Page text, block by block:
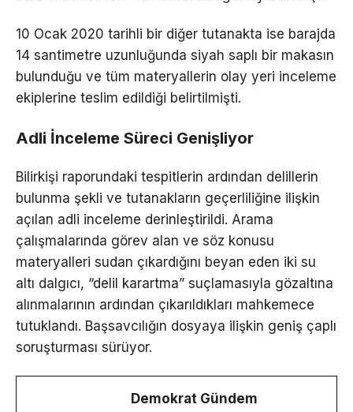
10 Ocak 2020 tarihli bir diğer tutanakta ise barajda
14 santimetre uzunluğunda siyah saplı bir makasın
bulunduğu ve tüm materyallerin olay yeri inceleme
ekiplerine teslim edildiği belirtilmişti.
Adli İnceleme Süreci Genişliyor
Bilirkişi raporundaki tespitlerin ardından delillerin
bulunma şekli ve tutanakların geçerliliğine ilişkin
açılan adli inceleme derinleştirildi. Arama
çalışmalarında görev alan ve söz konusu
materyalleri sudan çıkardığını beyan eden iki su
altı dalgıcı, “delil karartma” suçlamasıyla gözaltına
alınmalarının ardından çıkarıldıkları mahkemece
tutuklandı. Başsavcılığın dosyaya ilişkin geniş çaplı
soruşturması sürüyor.
Demokrat Gündem